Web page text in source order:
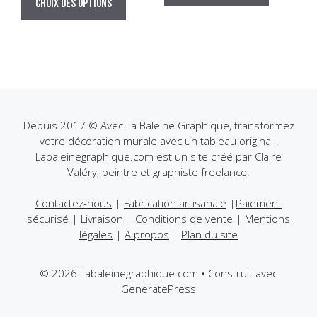
29,00€
à
Choix des options
a
être
choisies
sur
la
page
du
produit
à
a
choisies
sur
la
du
produit
Depuis 2017 © Avec La Baleine Graphique, transformez
votre décoration murale avec un tableau original !
Labaleinegraphique.com est un site créé par Claire
Valéry, peintre et graphiste freelance.
Contactez-nous | Fabrication artisanale | Paiement
sécurisé | Livraison | Conditions de vente | Mentions
légales | A propos | Plan du site
© 2026 Labaleinegraphique.com • Construit avec
GeneratePress